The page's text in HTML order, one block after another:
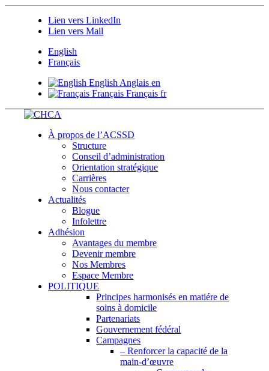
Lien vers LinkedIn
Lien vers Mail
English
Français
English Anglais en
Français Français fr
À propos de l’ACSSD
Structure
Conseil d’administration
Orientation stratégique
Carrières
Nous contacter
Actualités
Blogue
Infolettre
Adhésion
Avantages du membre
Devenir membre
Nos Membres
Espace Membre
POLITIQUE
Principes harmonisés en matiére de
soins à domicile
Partenariats
Gouvernement fédéral
Campagnes
– Renforcer la capacité de la
main-d’œuvre